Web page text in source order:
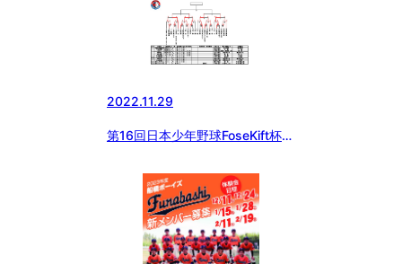
2022.11.29
第16回日本少年野球FoseKift杯神